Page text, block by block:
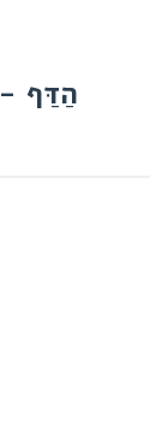
הַדַּף